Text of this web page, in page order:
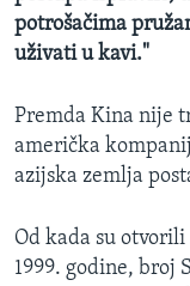
Jezici
potrošačima
uživati u kavi."
Premda Kina nije
američka
azijska zemlja
Od kada su
1999. godine, broj